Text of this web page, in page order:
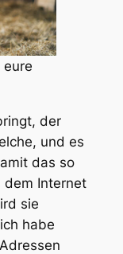
eure
der
und es
das so
dem Internet
sie
habe